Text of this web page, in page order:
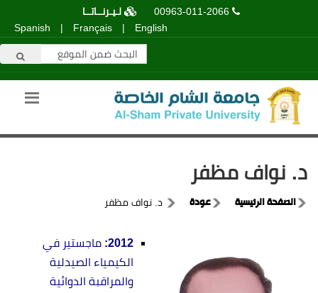
00963-011-2066
لـيـرنــاتــا
English
|
Français
|
Spanish
د. نواف مظفر
الصفحة الرئيسية عودة د. نواف مظفر
2012: ماجستير في
الكيمياء الصيدلية
والمراقبة الدوائية